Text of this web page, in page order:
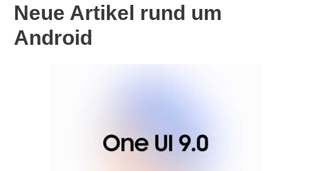
Neue Artikel rund um
Android